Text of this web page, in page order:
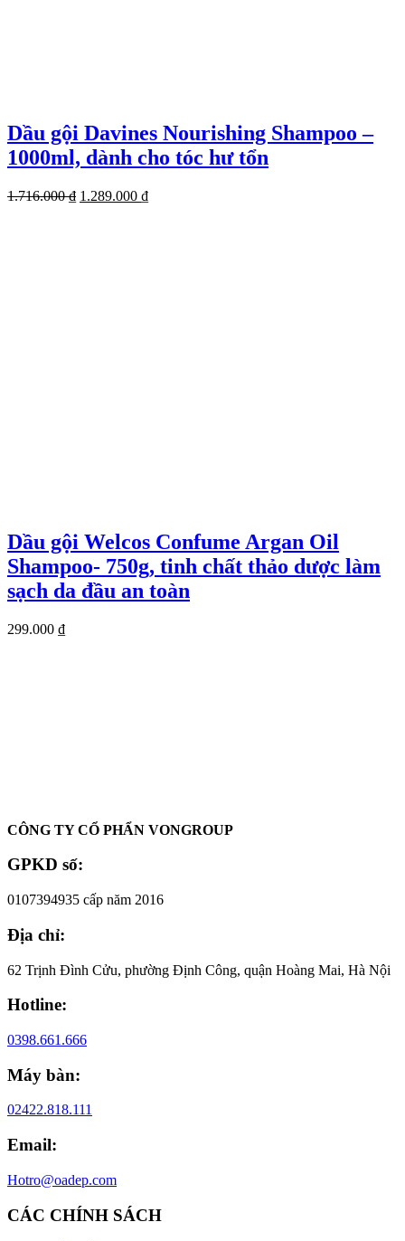
Dầu gội Davines Nourishing Shampoo –
1000ml, dành cho tóc hư tổn
1.716.000₫ Giá
1.289.000 ₫Giá
Dầu gội Welcos Confume Argan Oil
Shampoo- 750g, tinh chất thảo dược làm
sạch da đầu an toàn
299.000 ₫
CÔNG TY CỔ PHẨN VONGROUP
GPKD số:
0107394935 cấp năm 2016
Địa chỉ:
62 Trịnh Đình Cửu, phường Định Công, quận Hoàng Mai, Hà Nội
Hotline:
0398.661.666
Máy bàn:
02422.818.111
Email:
Hotro@oadep.com
CÁC CHÍNH SÁCH